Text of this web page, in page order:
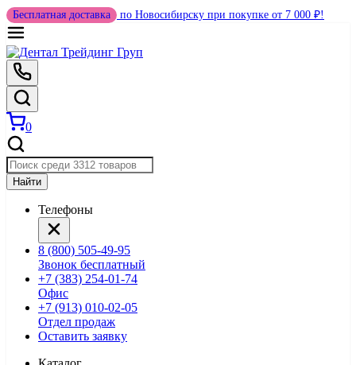
Бесплатная доставка по Новосибирску при покупке от 7 000 ₽!
0
Найти
Телефоны
8 (800) 505-49-95
Звонок бесплатный
+7 (383) 254-01-74
Офис
+7 (913) 010-02-05
Отдел продаж
Оставить заявку